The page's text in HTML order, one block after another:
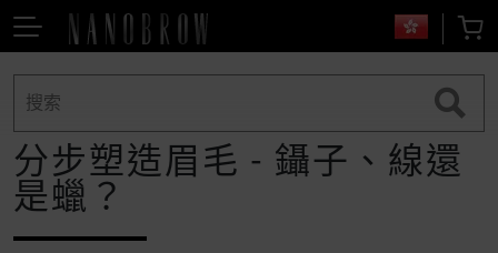
分步塑造眉毛 - 鑷子、線還
是蠟？